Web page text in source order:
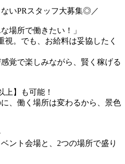
いPRスタッフ大募集◎／
場所で働きたい！」
視。でも、お給料は妥協したく
覚で楽しみながら、賢く稼げる
上】も可能！
、働く場所は変わるから、景色
ント会場と、2つの場所で盛り